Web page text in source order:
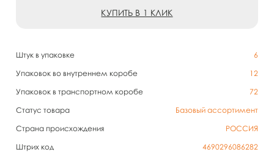
Штук в упаковке
6
Упаковок во внутреннем коробе
12
Упаковок в транспортном коробе
72
Статус товара
Базовый ассортимент
Страна происхождения
РОССИЯ
Штрих код
4690296086282
КУПИТЬ В 1 КЛИК